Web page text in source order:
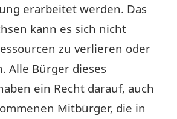
erarbeitet werden. Das
kann es sich nicht
zu verlieren oder
Alle Bürger dieses
ein Recht darauf, auch
Mitbürger, die in